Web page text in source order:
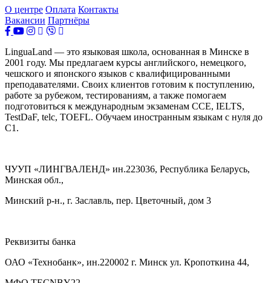
О центре Оплата Контакты
Вакансии Партнёры
LinguaLand — это языковая школа, основанная в Минске в
2001 году. Мы предлагаем курсы английского, немецкого,
чешского и японского языков с квалифицированными
преподавателями. Своих клиентов готовим к поступлению,
работе за рубежом, тестированиям, а также помогаем
подготовиться к международным экзаменам CCE, IELTS,
TestDaF, telc, TOEFL. Обучаем иностранным языкам с нуля до
С1.
ЧУУП «ЛИНГВАЛЕНД» ин.223036, Республика Беларусь,
Минская обл.,
Минский р-н., г. Заславль, пер. Цветочный, дом 3
Реквизиты банка
ОАО «Технобанк», ин.220002 г. Минск ул. Кропоткина 44,